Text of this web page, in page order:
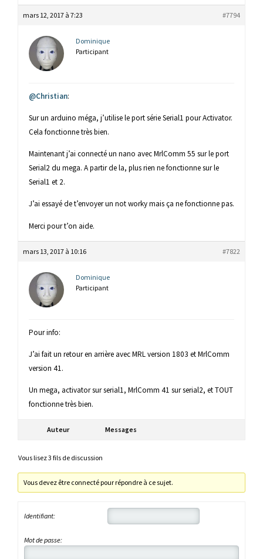
mars 12, 2017 à 7:23 #7794
Dominique
Participant
@Christian:
Sur un arduino méga, j’utilise le port série Serial1 pour Activator.
Cela fonctionne très bien.
Maintenant j’ai connecté un nano avec MrlComm 55 sur le port
Serial2 du mega. A partir de la, plus rien ne fonctionne sur le
Serial1 et 2.
J’ai essayé de t’envoyer un not worky mais ça ne fonctionne pas.
Merci pour t’on aide.
mars 13, 2017 à 10:16 #7822
Dominique
Participant
Pour info:
J’ai fait un retour en arrière avec MRL version 1803 et MrlComm
version 41.
Un mega, activator sur serial1, MrlComm 41 sur serial2, et TOUT
fonctionne très bien.
Auteur Messages
Vous lisez 3 fils de discussion
Vous devez être connecté pour répondre à ce sujet.
Identifiant:
Mot de passe: